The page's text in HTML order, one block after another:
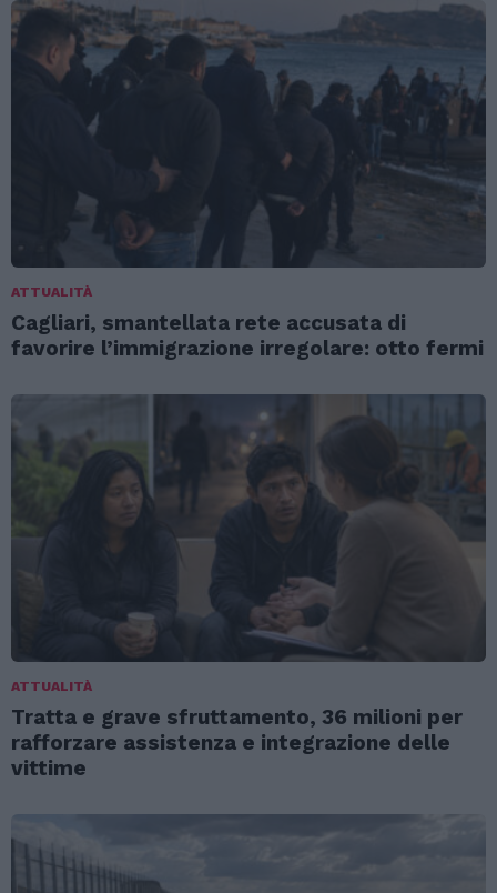
ATTUALITÀ
Cagliari, smantellata rete accusata di
favorire l’immigrazione irregolare: otto fermi
ATTUALITÀ
Tratta e grave sfruttamento, 36 milioni per
rafforzare assistenza e integrazione delle
vittime